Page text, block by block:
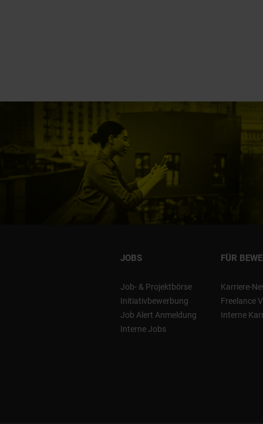
JOBS
Job- & Projektbörse
Initiativbewerbung
Job Alert Anmeldung
Interne Jobs
FÜR
Karriere-
Freelance
Interne